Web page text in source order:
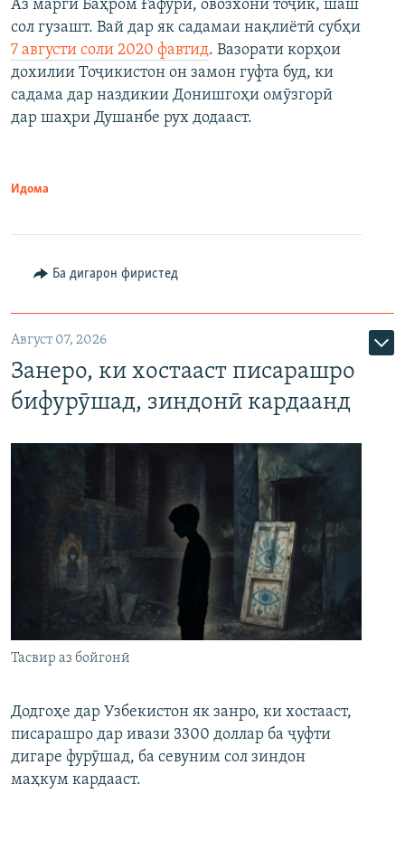
Аз марги Баҳром Ғафурӣ, овозхони тоҷик, шаш
сол гузашт. Вай дар як садамаи нақлиётӣ субҳи
7 августи соли 2020 фавтид. Вазорати корҳои
дохилии Тоҷикистон он замон гуфта буд, ки
садама дар наздикии Донишгоҳи омӯзгорӣ
дар шаҳри Душанбе рух додааст.
Идома
Ба дигарон фиристед
Август 07, 2026
Занеро, ки хостааст писарашро
бифурӯшад, зиндонӣ кардаанд
Тасвир аз бойгонӣ
Додгоҳе дар Узбекистон як занро, ки хостааст,
писарашро дар ивази 3300 доллар ба ҷуфти
дигаре фурӯшад, ба севуним сол зиндон
маҳкум кардааст.